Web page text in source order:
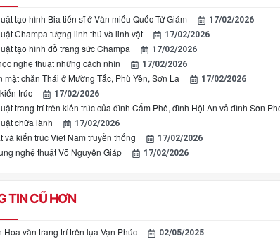
tạo hình Bia tiến sĩ ở Văn miếu Quốc Tử Giám 17/02/2026
Champa tượng linh thú và linh vật 17/02/2026
tạo hình đồ trang sức Champa 17/02/2026
nghệ thuật những cách nhìn 17/02/2026
mặt chăn Thái ở Mường Tấc, Phù Yên, Sơn La 17/02/2026
trúc 17/02/2026
trang trí trên kiến trúc của đình Cẩm Phô, đình Hội An vả đình Sơn
chữa lành 17/02/2026
và kiến trúc Việt Nam truyền thống 17/02/2026
nghệ thuật Võ Nguyên Giáp 17/02/2026
TIN CŨ HƠN
Hoa văn trang trí trên lụa Vạn Phúc 02/05/2025